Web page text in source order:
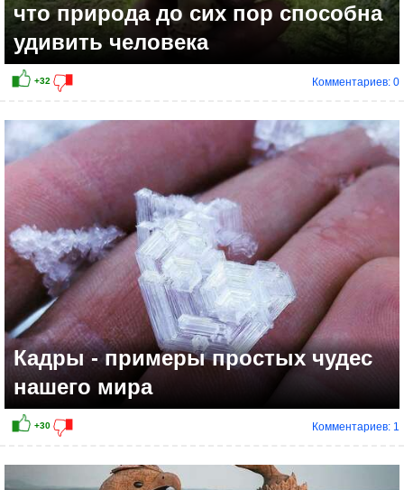
+1
что природа до сих пор способна
удивить человека
Комментариев: 0
Кадры - примеры простых чудес
нашего мира
Комментариев: 1